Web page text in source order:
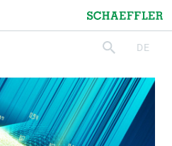
Schaeffler
suchenDE